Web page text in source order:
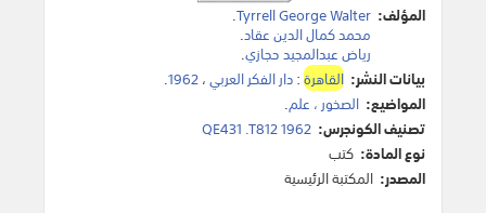
المؤلف: Tyrrell George Walter
.
محمد كمال الدين عقاد.
رياض عبدالمجيد حجازي.
بيانات النشر: القاهرة:دار الفكر العربي،1962
.
المواضيع: الصخور ، علم.
تصنيف الكونجرس: QE431 .T812 1962
نوع المادة: كتب
المصدر: المكتبة الرئيسية